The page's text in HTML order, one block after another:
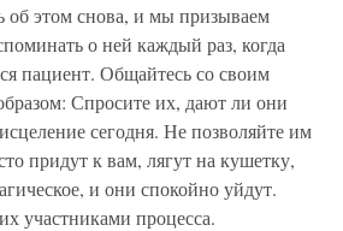
об этом снова, и мы призываем
о ней каждый раз, когда
пациент. Общайтесь со своим
Спросите их, дают ли они
сегодня. Не позволяйте им
придут к вам, лягут на кушетку,
и они спокойно уйдут.
участниками процесса.